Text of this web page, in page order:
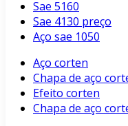
Sae 5160
Sae 4130 preço
Aço sae 1050
Aço corten
Chapa de aço
Efeito corten
Chapa de aço